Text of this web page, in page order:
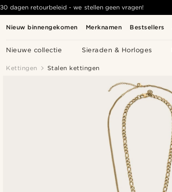
Nieuw binnengekomen Merknamen Bestsellers
Nieuwe collectie Sieraden & Horloges
30 dagen retourbeleid - we stellen geen vragen!
Kettingen Stalen kettingen